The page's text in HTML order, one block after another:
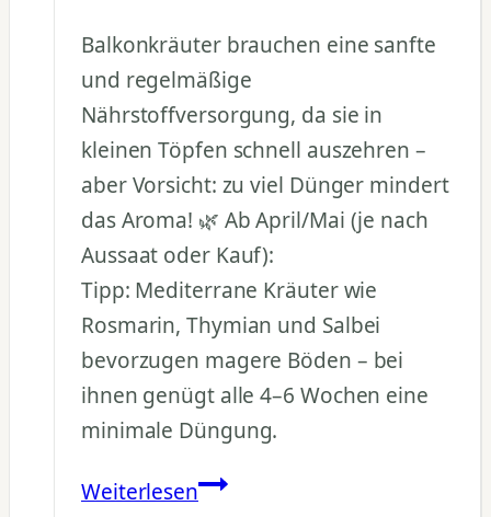
Balkonkräuter brauchen eine sanfte
und regelmäßige
Nährstoffversorgung, da sie in
kleinen Töpfen schnell auszehren –
aber Vorsicht: zu viel Dünger mindert
das Aroma! 🌿 Ab April/Mai (je nach
Aussaat oder Kauf):
Tipp: Mediterrane Kräuter wie
Rosmarin, Thymian und Salbei
bevorzugen magere Böden – bei
ihnen genügt alle 4–6 Wochen eine
minimale Düngung.
WeiterlesenWie